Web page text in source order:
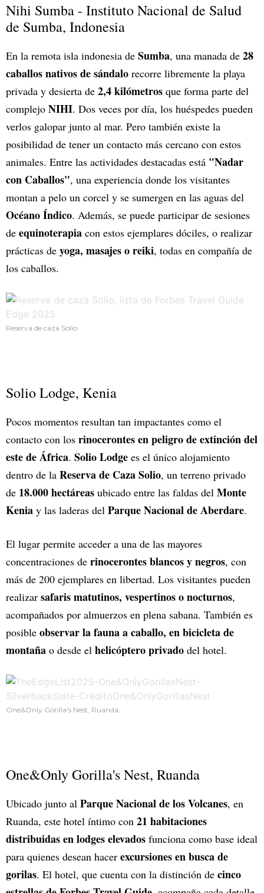
Nihi Sumba - Instituto Nacional de Salud
de Sumba, Indonesia
En la remota isla indonesia de Sumba, una manada de 28
caballos nativos de sándalo recorre libremente la playa
privada y desierta de 2,4 kilómetros que forma parte del
complejo NIHI. Dos veces por día, los huéspedes pueden
verlos galopar junto al mar. Pero también existe la
posibilidad de tener un contacto más cercano con estos
animales. Entre las actividades destacadas está "Nadar
con Caballos", una experiencia donde los visitantes
montan a pelo un corcel y se sumergen en las aguas del
Océano Índico. Además, se puede participar de sesiones
de equinoterapia con estos ejemplares dóciles, o realizar
prácticas de yoga, masajes o reiki, todas en compañía de
los caballos.
Reserva de caza Solio.
Solio Lodge, Kenia
Pocos momentos resultan tan impactantes como el
contacto con los rinocerontes en peligro de extinción del
este de África. Solio Lodge es el único alojamiento
dentro de la Reserva de Caza Solio, un terreno privado
de 18.000 hectáreas ubicado entre las faldas del Monte
Kenia y las laderas del Parque Nacional de Aberdare.
El lugar permite acceder a una de las mayores
concentraciones de rinocerontes blancos y negros, con
más de 200 ejemplares en libertad. Los visitantes pueden
realizar safaris matutinos, vespertinos o nocturnos,
acompañados por almuerzos en plena sabana. También es
posible observar la fauna a caballo, en bicicleta de
montaña o desde el helicóptero privado del hotel.
One&Only Gorilla's Nest, Ruanda.
One&Only Gorilla's Nest, Ruanda
Ubicado junto al Parque Nacional de los Volcanes, en
Ruanda, este hotel íntimo con 21 habitaciones
distribuidas en lodges elevados funciona como base ideal
para quienes desean hacer excursiones en busca de
gorilas. El hotel, que cuenta con la distinción de cinco